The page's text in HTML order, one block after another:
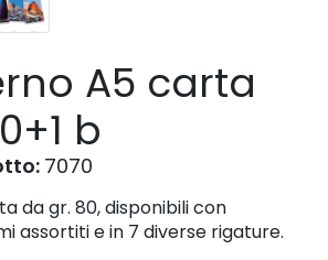
A5 carta
b
7070
da gr. 80, disponibili con
assortiti e in 7 diverse rigature.